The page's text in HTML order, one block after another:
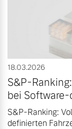
18.03.2026
S&P-
bei
S&P-Ranking:
definierten